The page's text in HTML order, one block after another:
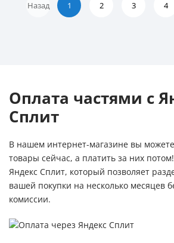
Назад 1 2 3 4
Оплата частями с
Сплит
В нашем интернет-магазине вы
товары сейчас, а платить за них
Яндекс Сплит, который позволяет
вашей покупки на несколько месяцев
комиссии.